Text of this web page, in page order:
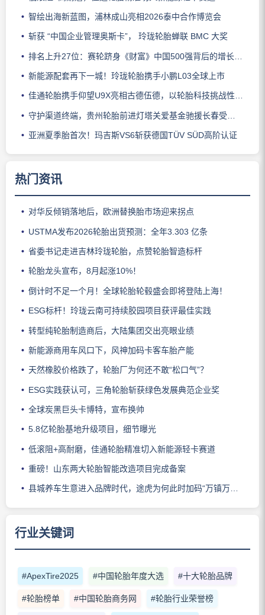
智绘出海新蓝图，浦林成山亮相2026泰中合作博览会
斩获 “中国企业管理奥斯卡”， 玲珑轮胎蝉联 BMC 大奖
排名上升27位：赛轮跻身《财富》中国500强背后的增长逻辑
新能源配套再下一城！玲珑轮胎携手小鹏L03全球上市
佳通轮胎携手仰望U9X亮相古德伍德，以轮胎科技挑战性能边界
守护渠道终端，贵州轮胎前进灯塔关爱基金驰援长春受灾门店
亚洲夏季胎首次！玛吉斯VS6斩获德国TÜV SÜD高阶认证
热门资讯
对华反倾销落地后，欧洲替换胎市场迎来拐点
USTMA发布2026轮胎出货预测：全年3.303 亿条
省委书记走进吉林玲珑轮胎，点赞轮胎智造标杆
轮胎龙头宣布，8月起涨10%！
倒计时不足一个月！全球轮胎轮毂盛会即将登陆上海！
ESG标杆！玲珑云南可持续胶园项目获评最佳实践
转型纯轮胎制造商后，大陆集团交出亮眼业绩
新能源商用车风口下，风神加码卡客车胎产能
天然橡胶价格跌了，轮胎厂为何还不敢“松口气”？
ESG实践获认可，三角轮胎斩获绿色发展典范企业奖
全球炭黑巨头卡博特，宣布换帅
5.8亿轮胎基地升级项目，细节曝光
低滚阻+高耐磨，佳通轮胎精准切入新能源轻卡赛道
重磅！山东两大轮胎智能改造项目完成备案
县城养车生意进入品牌时代，途虎为何此时加码“万镇万店”？
行业关键词
#ApexTire2025 #中国轮胎年度大选 #十大轮胎品牌
#轮胎榜单 #中国轮胎商务网 #轮胎行业荣誉榜